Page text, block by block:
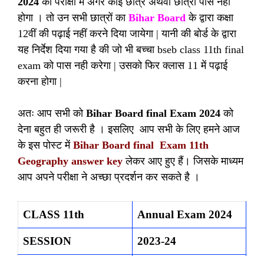
होगा । तो उन सभी छात्रों काBihar Board के द्वारा कक्षा
12वीं की पढ़ाई नहीं करने दिया जायेगा | यानी की बोर्ड के द्वारा
यह निर्देश दिया गया है की जो भी बच्चा bseb class 11th final
exam को पास नही करेगा | उसको फिर क्लास 11 में पढ़ाई
करना होगा |
अतः आप सभी को Bihar Board final Exam 2024को
देना बहुत ही जरूरी है । इसलिए आप सभी के लिए हमने आज
के इस पोस्ट में Bihar Board final Exam 11th
Geography answer key लेकर आए हुए हैं। जिसके माध्यम
आप अपने परीक्षा ने अच्छा प्रदर्शन कर सकते है ।
CLASS 11th Annual Exam 2024
SESSION 2023-24